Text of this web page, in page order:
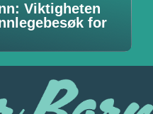
Viktigheten
for